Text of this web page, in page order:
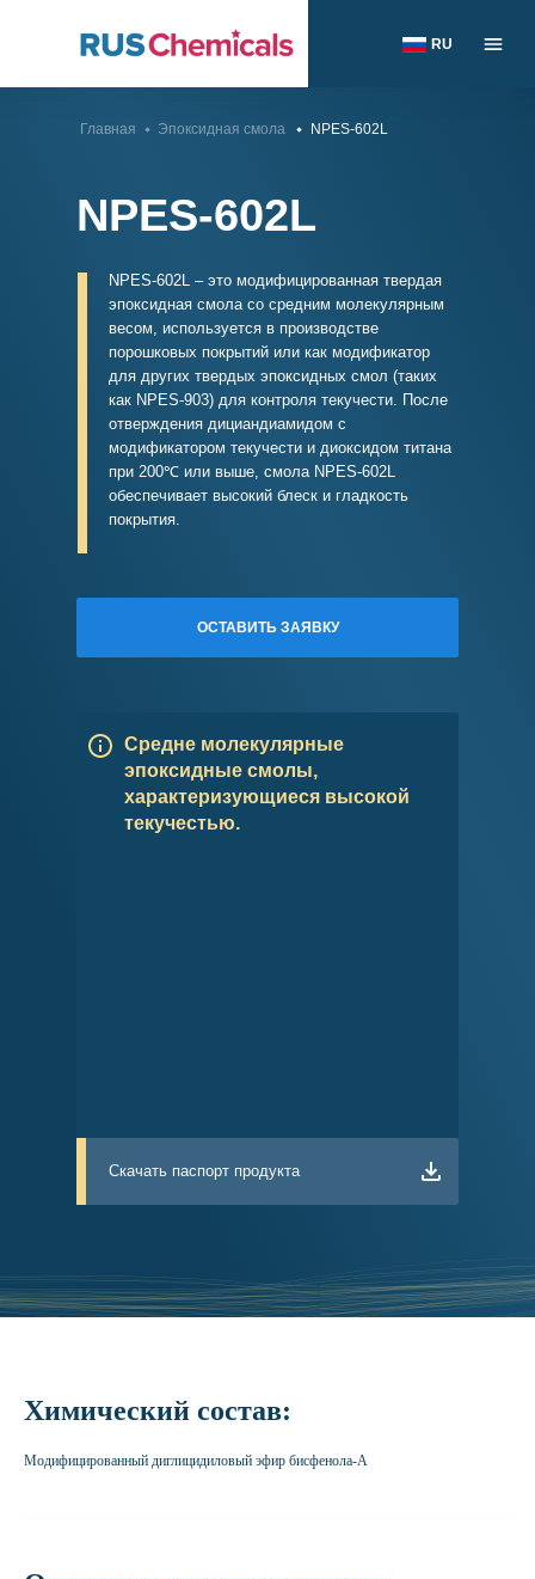
RU
NPES-602L
NPES-602L – это модифицированная твердая
эпоксидная смола со средним молекулярным
весом, используется в производстве
порошковых покрытий или как модификатор
для других твердых эпоксидных смол (таких
как NPES-903) для контроля текучести. После
отверждения дициандиамидом с
модификатором текучести и диоксидом титана
при 200℃ или выше, смола NPES-602L
обеспечивает высокий блеск и гладкость
покрытия.
ОСТАВИТЬ ЗАЯВКУ
Средне молекулярные
эпоксидные смолы,
характеризующиеся высокой
текучестью.
Скачать паспорт продукта
Главная Эпоксидная смола NPES-602L
Химический состав:
Модифицированный диглицидиловый эфир бисфенола-A